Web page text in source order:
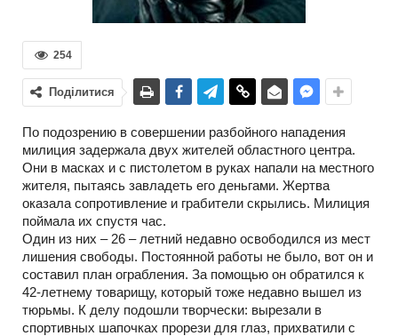
254
Поділитися
По подозрению в совершении разбойного нападения
милиция задержала двух жителей областного центра.
Они в масках и с пистолетом в руках напали на местного
жителя, пытаясь завладеть его деньгами. Жертва
оказала сопротивление и грабители скрылись. Милиция
поймала их спустя час.
Один из них – 26 – летний недавно освободился из мест
лишения свободы. Постоянной работы не было, вот он и
составил план ограбления. За помощью он обратился к
42-летнему товарищу, который тоже недавно вышел из
тюрьмы. К делу подошли творчески: вырезали в
спортивных шапочках прорези для глаз, прихватили с